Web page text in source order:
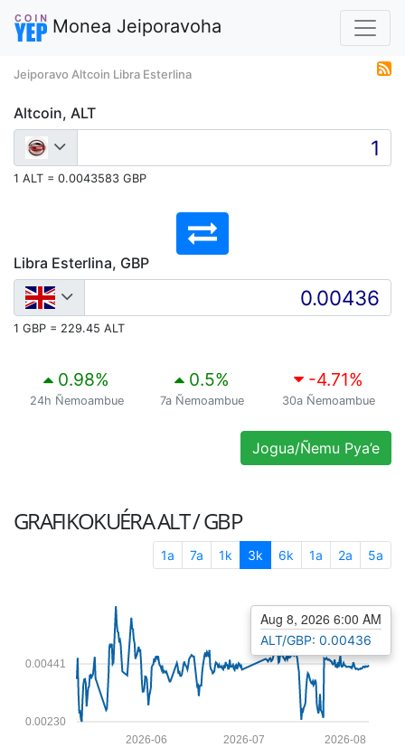
Monea Jeiporavoha
Jeiporavo Altcoin Libra Esterlina
Altcoin, ALT
1 ALT = 0.0043583 GBP
Libra Esterlina, GBP
1 GBP = 229.45 ALT
0.98%
24h Ñemoambue
0.5%
7a Ñemoambue
-4.71%
30a Ñemoambue
Jogua/Ñemu Pya’e
GRAFIKOKUÉRAALT / GBP
1a 7a 1k 3k 6k 1a 2a 5a
0.00230
0.00441
2026-08
2026-07
2026-06
Aug 8, 2026 6:00 AM
ALT/GBP: 0.00436